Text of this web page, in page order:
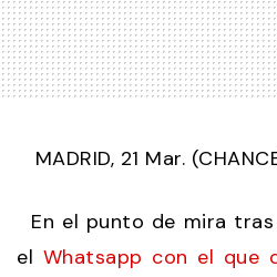
MADRID, 21 Mar.
En el punto de mira
el Whatsapp con el que